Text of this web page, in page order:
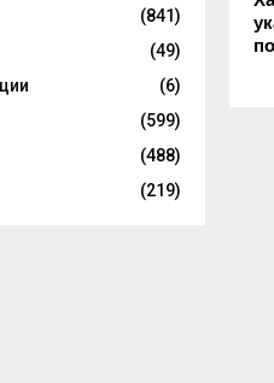
(841)
(49)
(6)
(599)
(488)
(219)